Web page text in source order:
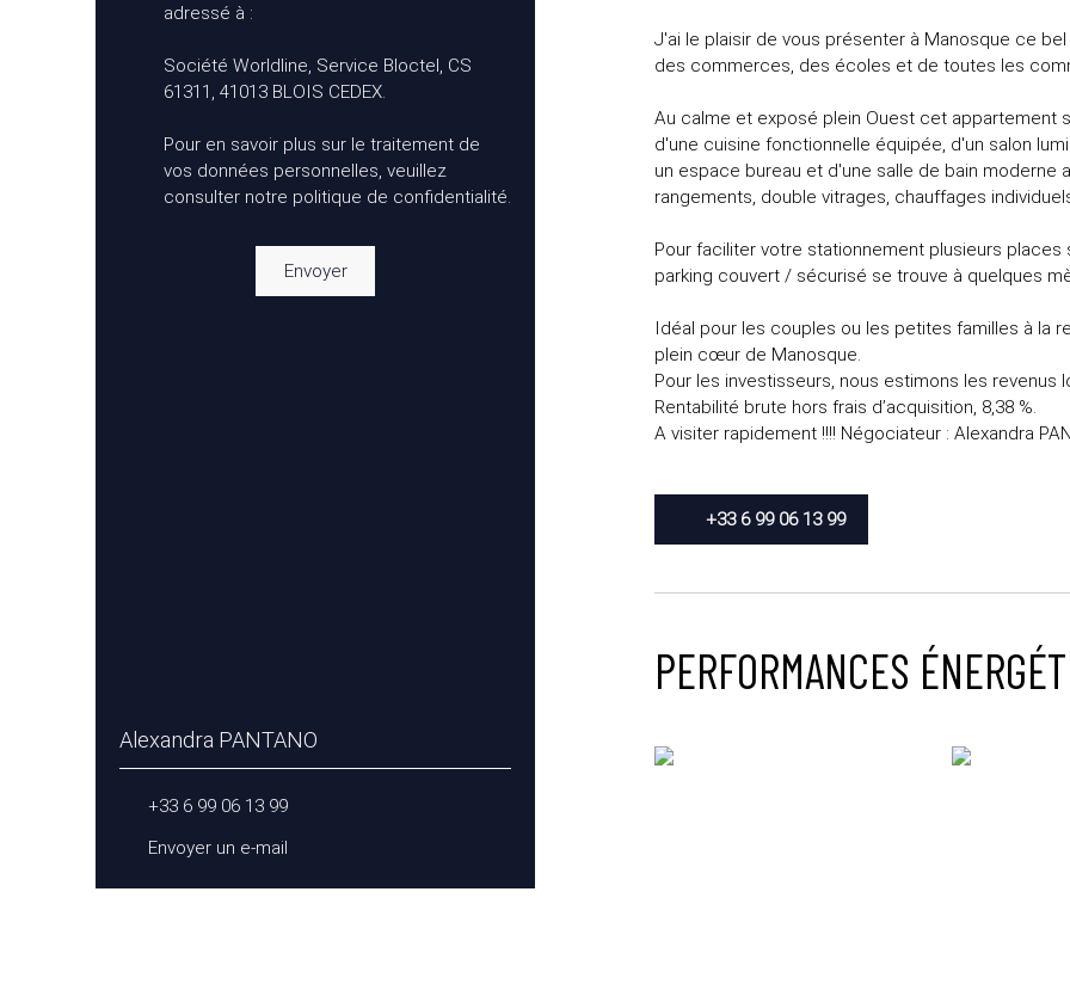
adressé à :
Société Worldline, Service Bloctel, CS
61311, 41013 BLOIS CEDEX.
Pour en savoir plus sur le traitement de
vos données personnelles, veuillez
consulter notre politique de confidentialité.
Envoyer
Alexandra PANTANO
+33 6 99 06 13 99
Envoyer un e-mail
J'ai le plaisir de vous présenter à Manosque ce
des commerces, des écoles et de toutes les
Au calme et exposé plein Ouest cet appartement
d'une cuisine fonctionnelle équipée, d'un salon
un espace bureau et d'une salle de bain moderne
rangements, double vitrages, chauffages
Pour faciliter votre stationnement plusieurs
parking couvert / sécurisé se trouve à quelques
Idéal pour les couples ou les petites familles à la
plein cœur de Manosque.
Pour les investisseurs, nous estimons les revenus
Rentabilité brute hors frais d’acquisition, 8,38 %.
A visiter rapidement !!!! Négociateur : Alexandra
+33 6 99 06 13 99
PERFORMANCES